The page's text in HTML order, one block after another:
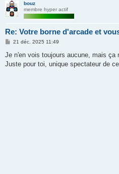
bouz
membre hyper actif
Re: Votre borne d'arcade et
M
s
a
21 déc. 2025 11:49
Je n'en vois toujours aucune, mais ça
Juste pour toi, unique spectateur de